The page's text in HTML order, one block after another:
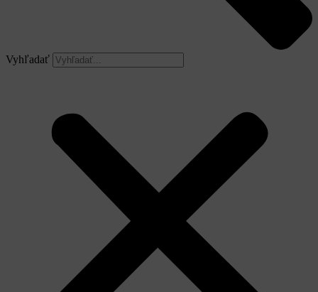
Vyhľadať